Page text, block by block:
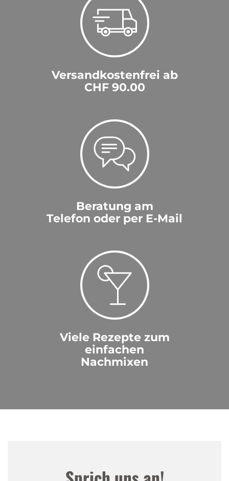
Versandkostenfrei ab
CHF 90.00
Beratung am
Telefon oder per E-Mail
Viele Rezepte zum
einfachen
Nachmixen